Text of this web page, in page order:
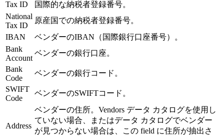
Tax ID
国際的な納税者登録番号。
National
Tax ID
原産国での納税者登録番号。
IBAN
ベンダーのIBAN（国際銀行口座番号）。
Bank
Account
ベンダーの銀行口座。
Bank
Code
ベンダーの銀行コード。
SWIFT
Code
ベンダーのSWIFTコード。
Address
ベンダーの住所。Vendors データ カタログを使用し
ていない場合、またはデータ カタログでベンダー
が見つからない場合は、この field に住所が抽出さ